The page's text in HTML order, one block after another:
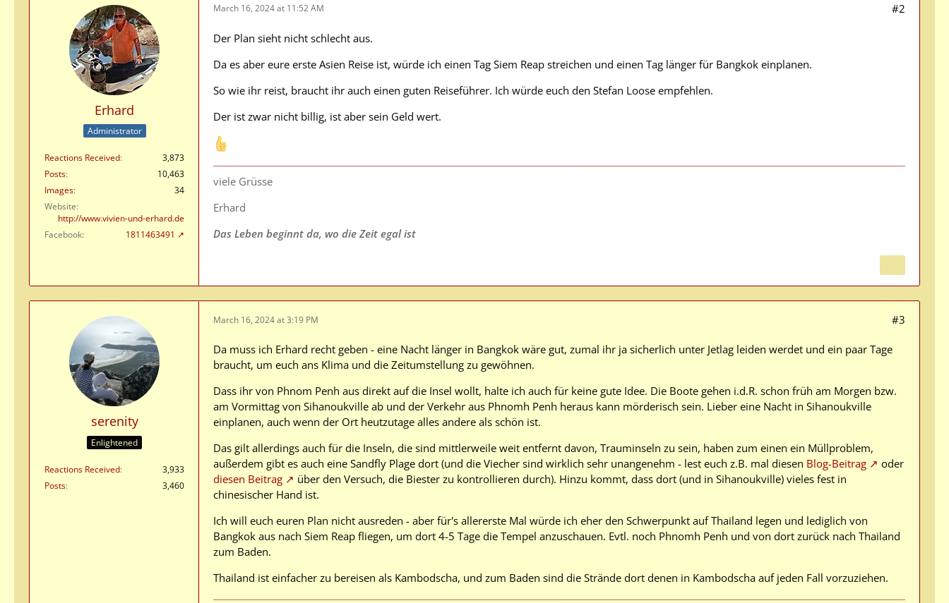
Erhard
Administrator
Reactions Received
3,873
Posts
10,463
Images
34
Website
http://www.vivien-und-erhard.de
Facebook
1811463491
March 16, 2024 at 11:52 AM #2
Der Plan sieht nicht schlecht aus.
Da es aber eure erste Asien Reise ist, würde ich einen Tag Siem Reap streichen und einen Tag länger für Bangkok einplanen.
So wie ihr reist, braucht ihr auch einen guten Reiseführer. Ich würde euch den Stefan Loose empfehlen.
Der ist zwar nicht billig, ist aber sein Geld wert.
viele Grüsse
Erhard
Das Leben beginnt da, wo die Zeit egal ist
serenity
Enlightened
Reactions Received
3,933
Posts
3,460
March 16, 2024 at 3:19 PM #3
Da muss ich Erhard recht geben - eine Nacht länger in Bangkok wäre gut, zumal ihr ja sicherlich unter Jetlag leiden werdet und ein paar Tage
braucht, um euch ans Klima und die Zeitumstellung zu gewöhnen.
Dass ihr von Phnom Penh aus direkt auf die Insel wollt, halte ich auch für keine gute Idee. Die Boote gehen i.d.R. schon früh am Morgen bzw.
am Vormittag von Sihanoukville ab und der Verkehr aus Phnomh Penh heraus kann mörderisch sein. Lieber eine Nacht in Sihanoukville
einplanen, auch wenn der Ort heutzutage alles andere als schön ist.
Das gilt allerdings auch für die Inseln, die sind mittlerweile weit entfernt davon, Trauminseln zu sein, haben zum einen ein Müllproblem,
außerdem gibt es auch eine Sandfly Plage dort (und die Viecher sind wirklich sehr unangenehm - lest euch z.B. mal diesen Blog-Beitrag
oder
diesen Beitrag
über den Versuch, die Biester zu kontrollieren durch). Hinzu kommt, dass dort (und in Sihanoukville) vieles fest in
chinesischer Hand ist.
Ich will euch euren Plan nicht ausreden - aber für's allererste Mal würde ich eher den Schwerpunkt auf Thailand legen und lediglich von
Bangkok aus nach Siem Reap fliegen, um dort 4-5 Tage die Tempel anzuschauen. Evtl. noch Phnomh Penh und von dort zurück nach Thailand
zum Baden.
Thailand ist einfacher zu bereisen als Kambodscha, und zum Baden sind die Strände dort denen in Kambodscha auf jeden Fall vorzuziehen.